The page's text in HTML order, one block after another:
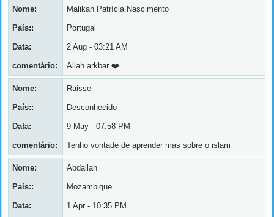
Nome: Malikah Patrícia Nascimento
País:: Portugal
Data: 2 Aug - 03:21 AM
comentário: Allah arkbar ❤️
Nome: Raisse
País:: Desconhecido
Data: 9 May - 07:58 PM
comentário: Tenho vontade de aprender mas sobre o islam
Nome: Abdallah
País:: Mozambique
Data: 1 Apr - 10:35 PM